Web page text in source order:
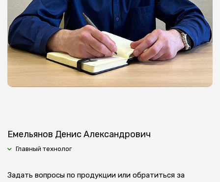
Емельянов Денис Александрович
Главный технолог
Задать вопросы по продукции или обратиться за